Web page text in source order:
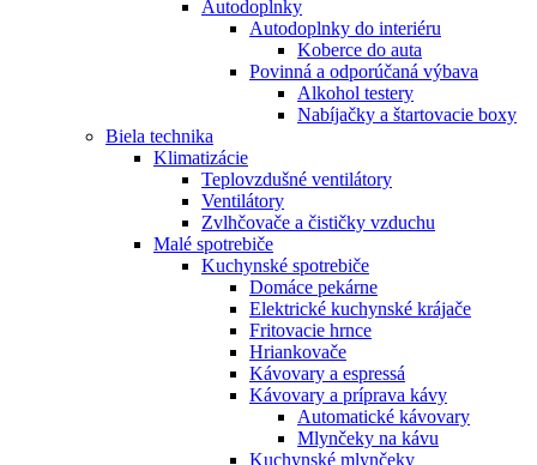
Autodoplnky
Autodoplnky do interiéru
Koberce do auta
Povinná a odporúčaná výbava
Alkohol testery
Nabíjačky a štartovacie boxy
Biela technika
Klimatizácie
Teplovzdušné ventilátory
Ventilátory
Zvlhčovače a čističky vzduchu
Malé spotrebiče
Kuchynské spotrebiče
Domáce pekárne
Elektrické kuchynské krájače
Fritovacie hrnce
Hriankovače
Kávovary a espressá
Kávovary a príprava kávy
Automatické kávovary
Mlynčeky na kávu
Kuchynské mlynčeky